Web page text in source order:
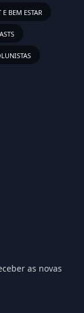
BEM ESTAR
as novas